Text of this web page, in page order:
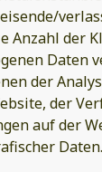
Anzahl der
Daten
der
der
auf der
Daten.